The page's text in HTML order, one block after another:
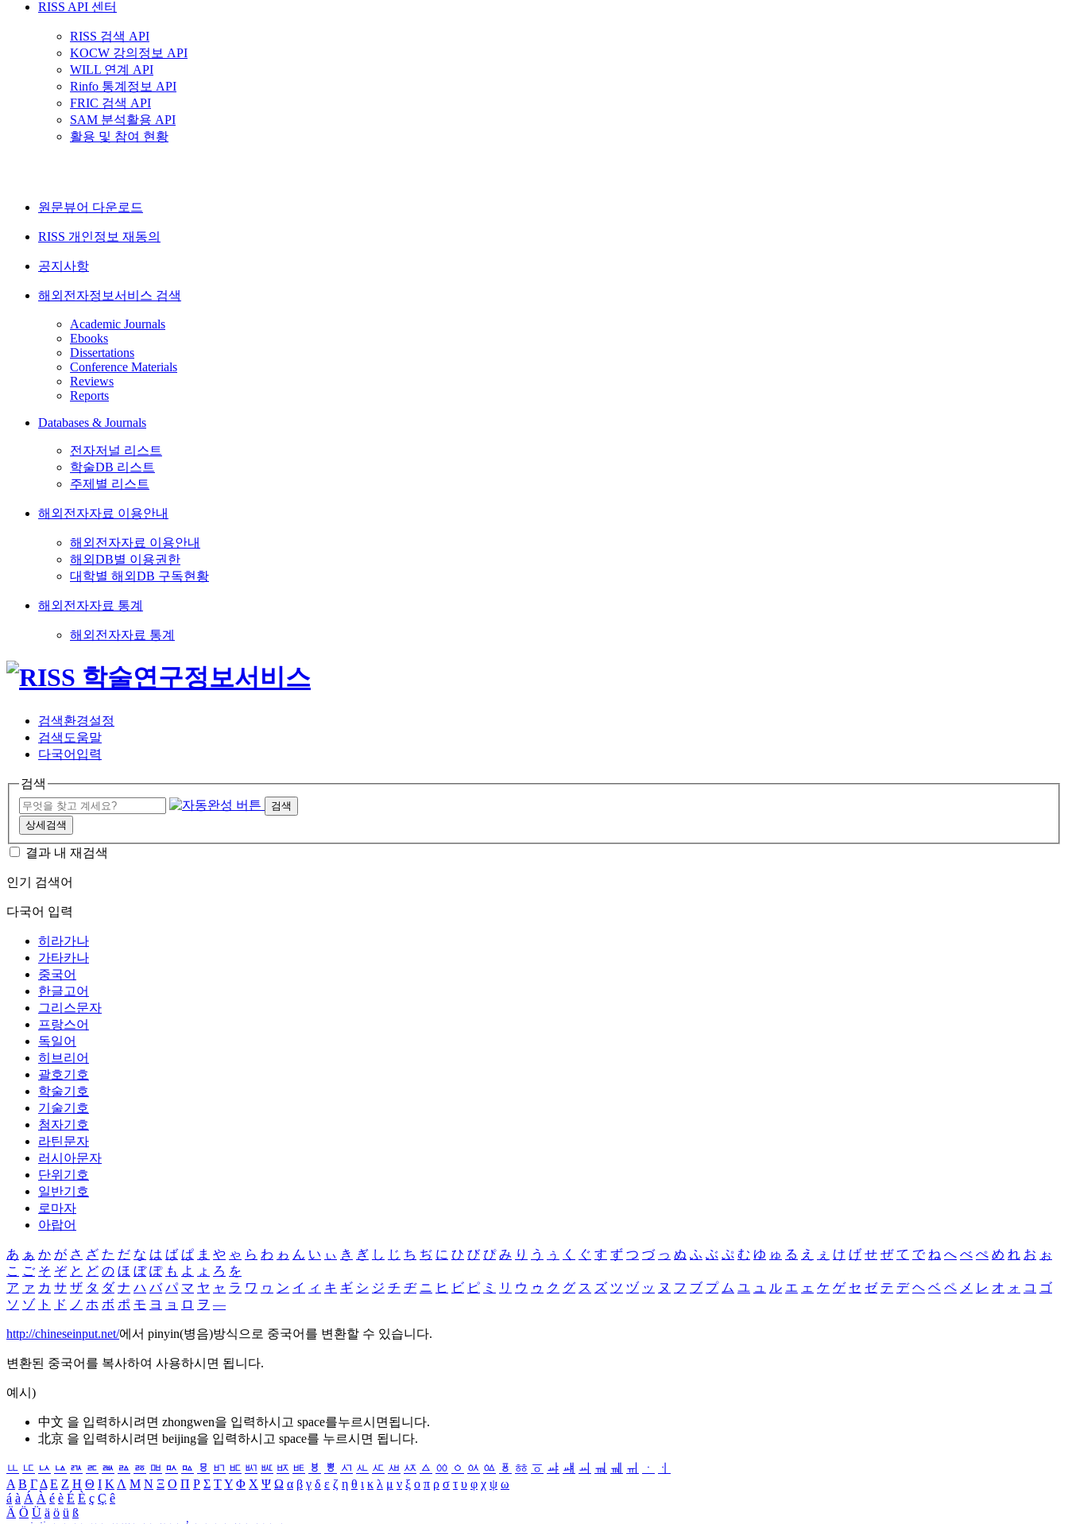
RISS API 센터
RISS 검색 API
KOCW 강의정보 API
WILL 연계 API
Rinfo 통계정보 API
FRIC 검색 API
SAM 분석활용 API
활용 및 참여 현황
원문뷰어 다운로드
RISS 개인정보 재동의
공지사항
해외전자정보서비스 검색
Academic Journals
Ebooks
Dissertations
Conference Materials
Reviews
Reports
Databases & Journals
전자저널 리스트
학술DB 리스트
주제별 리스트
해외전자자료 이용안내
해외전자자료 이용안내
해외DB별 이용권한
대학별 해외DB 구독현황
해외전자자료 통계
해외전자자료 통계
검색환경설정
검색도움말
다국어입력
검색
검색
상세검색
결과 내 재검색
인기 검색어
다국어 입력
히라가나
가타카나
중국어
한글고어
그리스문자
프랑스어
독일어
히브리어
괄호기호
학술기호
기술기호
첨자기호
라틴문자
러시아문자
단위기호
일반기호
로마자
아랍어
あ ぁ か が さ ざ た だ な は ば ぱ ま や ゃ ら わ ゎ ん い ぃ き ぎ し じ ち ぢ に ひ び ぴ み り う ぅ く ぐ す ず つ づ っ ぬ ふ ぶ ぷ む ゆ ゅ る え ぇ け げ せ ぜ て で ね へ べ ぺ め れ お ぉ
こ ご そ ぞ と ど の ほ ぼ ぽ も よ ょ ろ を
ア ァ カ サ ザ タ ダ ナ ハ バ パ マ ヤ ャ ラ ワ ヮ ン イ ィ キ ギ シ ジ チ ヂ ニ ヒ ビ ピ ミ リ ウ ゥ ク グ ス ズ ツ ヅ ッ ヌ フ ブ プ ム ユ ュ ル エ ェ ケ ゲ セ ゼ テ デ ヘ ベ ペ メ レ オ ォ コ ゴ
ソ ゾ ト ド ノ ホ ボ ポ モ ヨ ョ ロ ヲ ―
http://chineseinput.net/에서 pinyin(병음)방식으로 중국어를 변환할 수 있습니다.
변환된 중국어를 복사하여 사용하시면 됩니다.
예시)
中文 을 입력하시려면 zhongwen을 입력하시고 space를누르시면됩니다.
北京 을 입력하시려면 beijing을 입력하시고 space를 누르시면 됩니다.
ㅥ ㅦ ㅧ ㅨ ㅩ ㅪ ㅫ ㅬ ㅭ ㅮ ㅯ ㅰ ㅱ ㅲ ㅳ ㅴ ㅵ ㅶ ㅷ ㅸ ㅹ ㅺ ㅻ ㅼ ㅽ ㅾ ㅿ ㆀ ㆁ ㆂ ㆃ ㆄ ㆅ ㆆ ㆇ ㆈ ㆉ ㆊ ㆋ ㆌ ㆍ
ㆎ
Α Β ΓΔ Ε Ζ Η Θ Ι ΚΛ Μ Ν Ξ Ο Π Ρ Σ ΤΥ Φ Χ Ψ Ω α β γ δ ε ζ η θ ι κ λ μ ν ξ ο π ρ σ τ υ φ χ ψ ω
á à Á À é è É È ç Ç ê
Ä Ö Ü ä ö ü ß